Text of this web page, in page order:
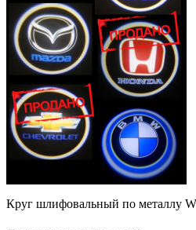
Круг шлифовальный по металлу